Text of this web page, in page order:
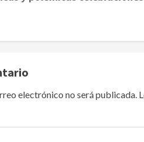
electrónico no será publicada.